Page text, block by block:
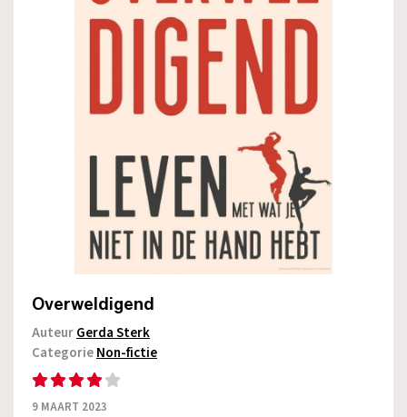
Overweldigend
AuteurGerda Sterk
CategorieNon-fictie
9 MAART 2023